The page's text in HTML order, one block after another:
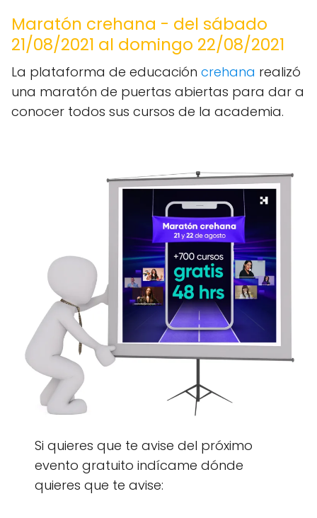
Maratón crehana - del sábado
21/08/2021 al domingo 22/08/2021
La plataforma de educación crehana realizó
una maratón de puertas abiertas para dar a
conocer todos sus cursos de la academia.
Si quieres que te avise del próximo
evento gratuito indícame dónde
quieres que te avise: